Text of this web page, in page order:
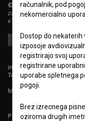
© 2018-2026, Filmoteka,
zavod za širjenje filmske
v7.151.0
info@filmoteka.si
Tehnična pomoč:
Mednarodna številka ISSN
Projekt sofinancira:
računalnik, pod
nekomercialno
Dostop do nekaterih
izposoje
registrirajo svoj
registrirane
uporabe spletnega
pogoji.
Brez izrecnega
oziroma drugih